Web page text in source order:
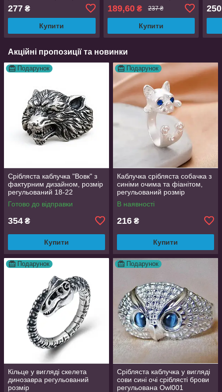
277 ₴
Купити
189,60₴ 237 ₴
Купити
250
Акційні пропозиції та новинки
Подарунок
Срібляста каблучка "Вовк" з
фактурним дизайном, розмір
регульований 18-22
Готово до відправки
354 ₴
Купити
Подарунок
Каблучка срібляста собачка з
синіми очима та фіанітом,
регульований розмір
AurumLux016
В наявності
216 ₴
Купити
Подарунок
Кільце у вигляді скелета
динозавра регульований
розмір
Подарунок
Срібляста каблучка у вигляді
сови сині очі сріблясті брови
регульована Owl001